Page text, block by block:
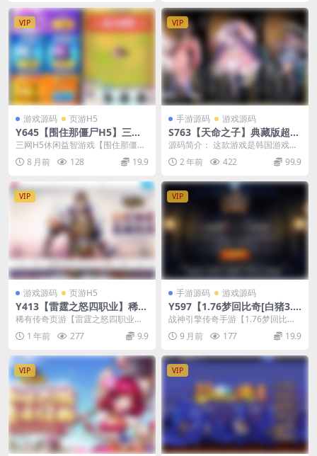
VIP
游戏源码 页游H5
Y645【围住那僵尸H5】三网
H5休闲益智游戏2025最新整
理WIN系服务端+Linux手工服
务端+附赠源码+教程
三网H5休闲益智游戏【围住那僵尸
H5】2025最新整理WIN系服务端+
Linux...
8 月前 128 19.9
VIP
手游源码 游戏源码
S763【天命之子】典藏版超Q
萌版二次元美少女回合角色扮
演类稀有卡牌手游-最新整理W
in手工服务端源码视频教程-数
源码简介： 这款游戏是韩国游戏厂
商Next Floor与SHIFTUP共同开发
的...2 年前 422 99.9
VIP
游戏源码 页游H5
Y413【雷霆之怒四职业】稀有
传奇页游2025整理Win系服务
端+教程
稀有传奇页游【雷霆之怒四职业】2
025整理Win系服务端+教程 仅供本
地测试
1 年前 277 9.9
VIP
手游源码 游戏源码
Y597【1.76梦回比奇[白猪3.
1]】战神引擎传奇手游2025整
理复古服务端+情怀复古+复刻
端游
战神引擎传奇手游【1.76梦回比奇
[白猪3.1]】2025整理复古服务端
+情怀复...
9 月前 177 19.9
VIP VIP